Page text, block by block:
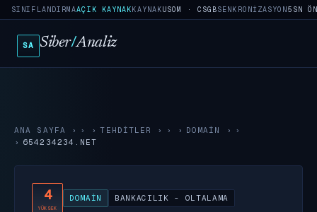
SINIFLANDIRMAAÇIK KAYNAKKAYNAKUSOM · CSGBSENKRONIZASYON5SN
SA Siber/Analiz
ANA SAYFA › TEHDITLER › DOMAIN
›
654234234.NET
4
YÜKSEK
DOMAIN BANKACILIK - OLTALAMA